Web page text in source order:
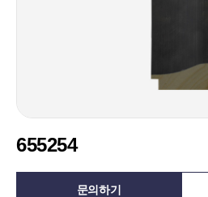
655254
문의하기